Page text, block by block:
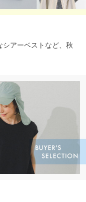
アーベストなど、秋